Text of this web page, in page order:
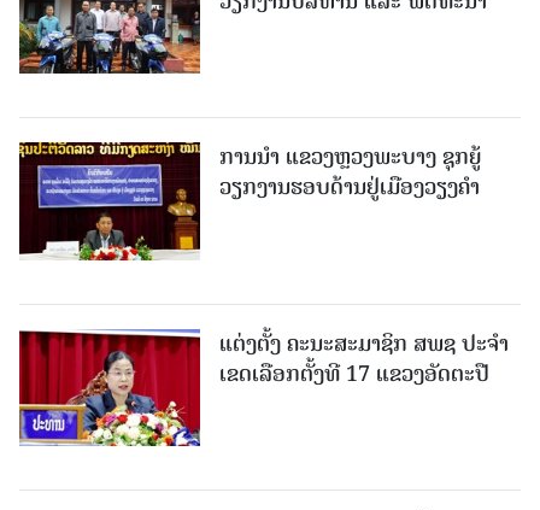
ການນຳ ແຂວງຫຼວງພະບາງ ຊຸກຍູ້
ວຽກງານຮອບດ້ານຢູ່ເມືອງວຽງຄໍາ
ແຕ່ງຕັ້ງ ຄະນະສະມາຊິກ ສພຊ ປະຈຳ
ເຂດເລືອກຕັ້ງທີ 17 ແຂວງອັດຕະປື